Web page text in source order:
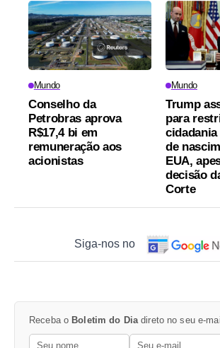
Mundo
Conselho da
Petrobras aprova
R$17,4 bi em
remuneração aos
acionistas
Mundo
Trump
para
de
EUA,
decisão
Corte
Siga-nos no
Receba o Boletim do Diadireto no seu e-